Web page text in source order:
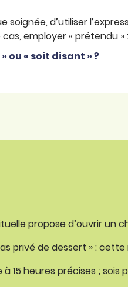
soignée, d’utiliser
employer « prétendu
ou « soit disant » ?
propose d’ouvrir un
privé de dessert » :
15 heures précises ; sois